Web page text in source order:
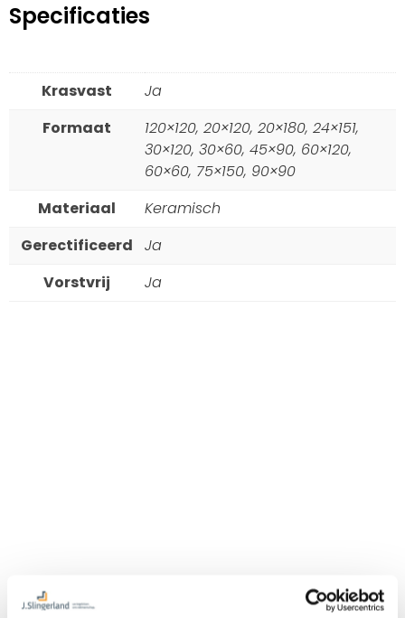
Specificaties
Krasvast
Ja
Formaat
120×120, 20×120, 20×180, 24×151,
30×120, 30×60, 45×90, 60×120,
60×60, 75×150, 90×90
Materiaal
Keramisch
Gerectificeerd
Ja
Vorstvrij
Ja